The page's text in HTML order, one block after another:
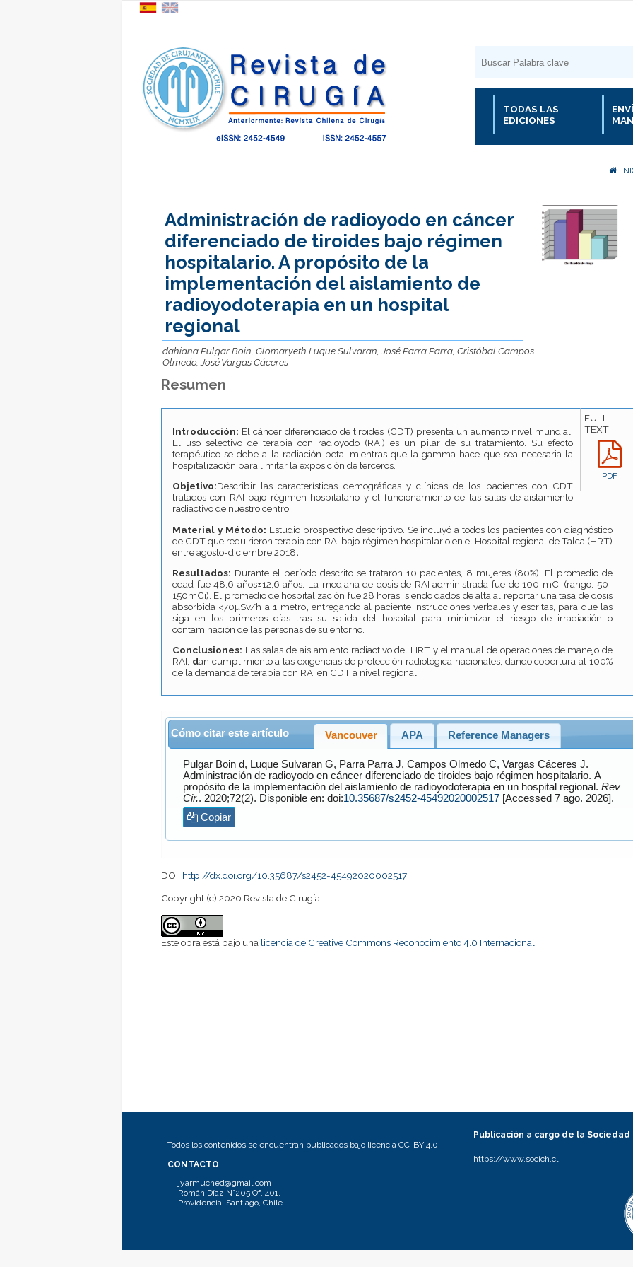
TODAS LAS
EDICIONES
Administración de radioyodo en cáncer
diferenciado de tiroides bajo régimen
hospitalario. A propósito de la
implementación del aislamiento de
radioyodoterapia en un hospital
regional
dahiana Pulgar Boin, Glomaryeth Luque Sulvaran, José Parra Parra, Cristóbal Campos
Olmedo, José Vargas Cáceres
Resumen
FULL
TEXT
PDF
Introducción: El cáncer diferenciado de tiroides (CDT) presenta un aumento nivel mundial.
El uso selectivo de terapia con radioyodo (RAI) es un pilar de su tratamiento. Su efecto
terapéutico se debe a la radiación beta, mientras que la gamma hace que sea necesaria la
hospitalización para limitar la exposición de terceros.
Objetivo:Describir las características demográficas y clínicas de los pacientes con CDT
tratados con RAI bajo régimen hospitalario y el funcionamiento de las salas de aislamiento
radiactivo de nuestro centro.
Material y Método: Estudio prospectivo descriptivo. Se incluyó a todos los pacientes con diagnóstico
de CDT que requirieron terapia con RAI bajo régimen hospitalario en el Hospital regional de Talca (HRT)
entre agosto-diciembre 2018.
Resultados: Durante el período descrito se trataron 10 pacientes, 8 mujeres (80%). El promedio de
edad fue 48,6 años±12,6 años. La mediana de dosis de RAI administrada fue de 100 mCi (rango: 50-
150mCi). El promedio de hospitalización fue 28 horas, siendo dados de alta al reportar una tasa de dosis
absorbida <70µSv/h a 1 metro,entregando al paciente instrucciones verbales y escritas, para que las
siga en los primeros días tras su salida del hospital para minimizar el riesgo de irradiación o
contaminación de las personas de su entorno.
Conclusiones: Las salas de aislamiento radiactivo del HRT y el manual de operaciones de manejo de
RAI, dan cumplimiento a las exigencias de protección radiológica nacionales, dando cobertura al 100%
de la demanda de terapia con RAI en CDT a nivel regional.
Cómo citar este artículo Vancouver APA Reference Managers
Pulgar Boind, Luque SulvaranG, Parra ParraJ, Campos OlmedoC, Vargas Cáceres J.
Administración de radioyodo en cáncer diferenciado de tiroides bajo régimen hospitalario. A
propósito de la implementación del aislamiento de radioyodoterapia en un hospital regional. Rev
Cir.
. 2020;72(2). Disponible en: doi:10.35687/s2452-45492020002517
[Accessed 7 ago. 2026].
Copiar
DOI: http://dx.doi.org/10.35687/s2452-45492020002517
Copyright (c) 2020 Revista de Cirugía
Este obra está bajo una licencia de Creative Commons Reconocimiento 4.0 Internacional
Todos los contenidos se encuentran publicados bajo licencia CC-BY 4.0
CONTACTO
jyarmuched@gmail.com
Román Díaz N°205 Of. 401.
Providencia, Santiago, Chile
Publicación a cargo de la
https://www.socich.cl